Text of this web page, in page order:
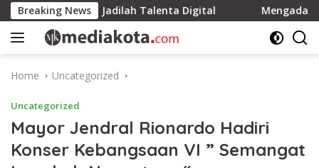
Skip
to
content
Breaking News
Jadilah Talenta Digital Mengadang Amuk di
Home Uncategorized
Uncategorized
Mayor Jendral Rionardo Hadiri
Konser Kebangsaan VI ” Semangat